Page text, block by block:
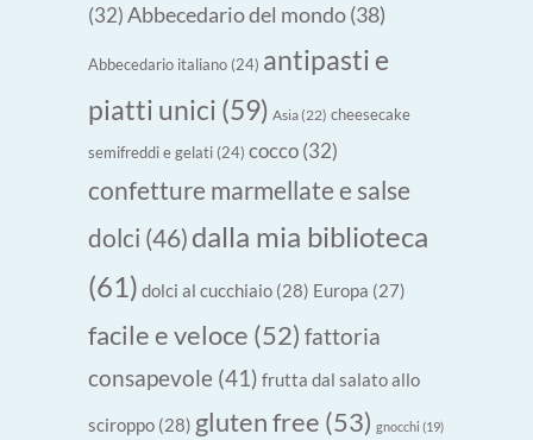
(32) Abbecedario del mondo(38)
Abbecedario italiano (24) antipasti e
piatti unici (59) Asia(22) cheesecake
semifreddi e gelati (24) cocco (32)
confetture marmellate e salse
dolci (46) dalla mia biblioteca
(61) dolci al cucchiaio (28) Europa (27)
facile e veloce (52) fattoria
consapevole (41) frutta dal salato allo
sciroppo (28) gluten free (53) gnocchi (19)